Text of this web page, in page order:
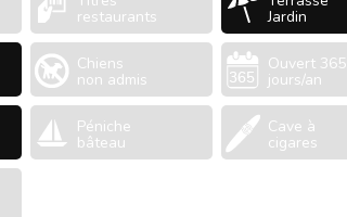
restaurants Jardin
Chiens
non admis
Ouvert 365
jours/an
Péniche
bâteau
Cave à
cigares